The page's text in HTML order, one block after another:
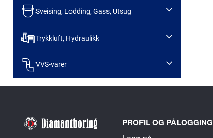
Sveising, Lodding, Gass, Utsug
Trykkluft, Hydraulikk
VVS-varer
PROFIL OG PÅLOGGING